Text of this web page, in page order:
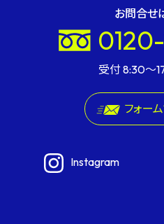
お問合せ
受付 8:30〜
フォー
Instagram